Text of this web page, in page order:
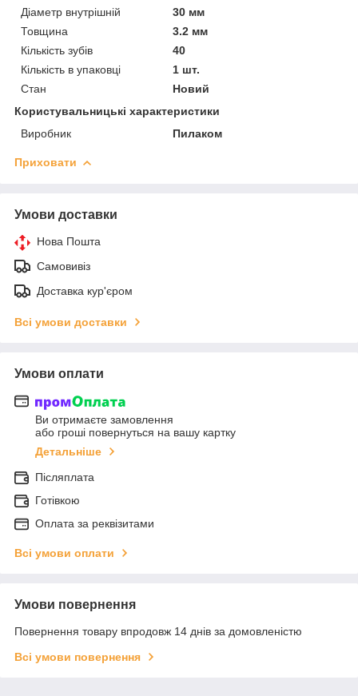
Діаметр внутрішній
30 мм
Товщина
3.2 мм
Кількість зубів
40
Кількість в упаковці
1 шт.
Стан
Новий
Користувальницькі характеристики
Виробник
Пилаком
Приховати
Умови доставки
Нова Пошта
Самовивіз
Доставка кур'єром
Всі умови доставки
Умови оплати
Ви отримаєте замовлення
або гроші повернуться на вашу картку
Детальніше
Післяплата
Готівкою
Оплата за реквізитами
Всі умови оплати
Умови повернення
Повернення товару впродовж 14 днів за домовленістю
Всі умови повернення